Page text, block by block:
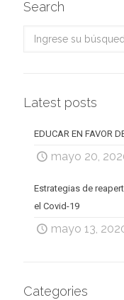
Search
Latest posts
EDUCAR EN FAVOR
mayo 20,
Estrategias de
el Covid-19
mayo 13,
Categories